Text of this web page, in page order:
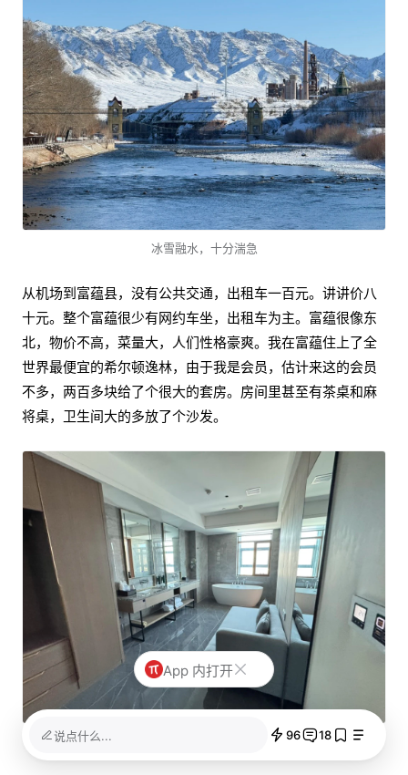
冰雪融水，十分湍急
从机场到富蕴县，没有公共交通，出租车一百元。讲讲价八
十元。整个富蕴很少有网约车坐，出租车为主。富蕴很像东
北，物价不高，菜量大，人们性格豪爽。我在富蕴住上了全
世界最便宜的希尔顿逸林，由于我是会员，估计来这的会员
不多，两百多块给了个很大的套房。房间里甚至有茶桌和麻
将桌，卫生间大的多放了个沙发。
说点什么... 96 18
App 内打开